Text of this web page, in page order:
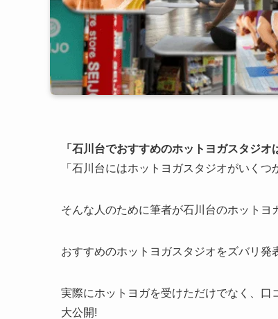
「石川台でおすすめのホットヨガスタジオ
「石川台にはホットヨガスタジオがいく
そんな人のために筆者が石川台のホットヨ
おすすめのホットヨガスタジオをズバリ発
実際にホットヨガを受けただけでなく、
大公開!